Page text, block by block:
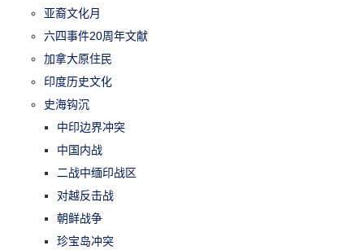
亚裔文化月
六四事件20周年文献
加拿大原住民
印度历史文化
史海钩沉
中印边界冲突
中国内战
二战中缅印战区
对越反击战
朝鲜战争
珍宝岛冲突